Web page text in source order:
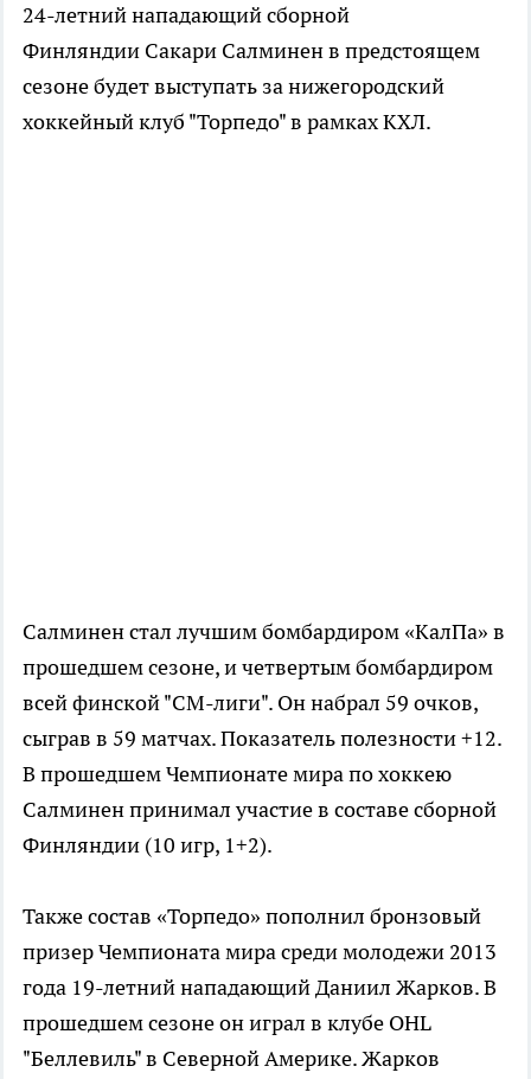
24-летний нападающий сборной
Финляндии Сакари Салминен в предстоящем
сезоне будет выступать за нижегородский
хоккейный клуб "Торпедо" в рамках КХЛ.
Салминен стал лучшим бомбардиром «КалПа» в
прошедшем сезоне, и четвертым бомбардиром
всей финской "СМ-лиги". Он набрал 59 очков,
сыграв в 59 матчах. Показатель полезности +12.
В прошедшем Чемпионате мира по хоккею
Салминен принимал участие в составе сборной
Финляндии (10 игр, 1+2).
Также состав «Торпедо» пополнил бронзовый
призер Чемпионата мира среди молодежи 2013
года 19-летний нападающий Даниил Жарков. В
прошедшем сезоне он играл в клубе OHL
"Беллевиль" в Северной Америке. Жарков